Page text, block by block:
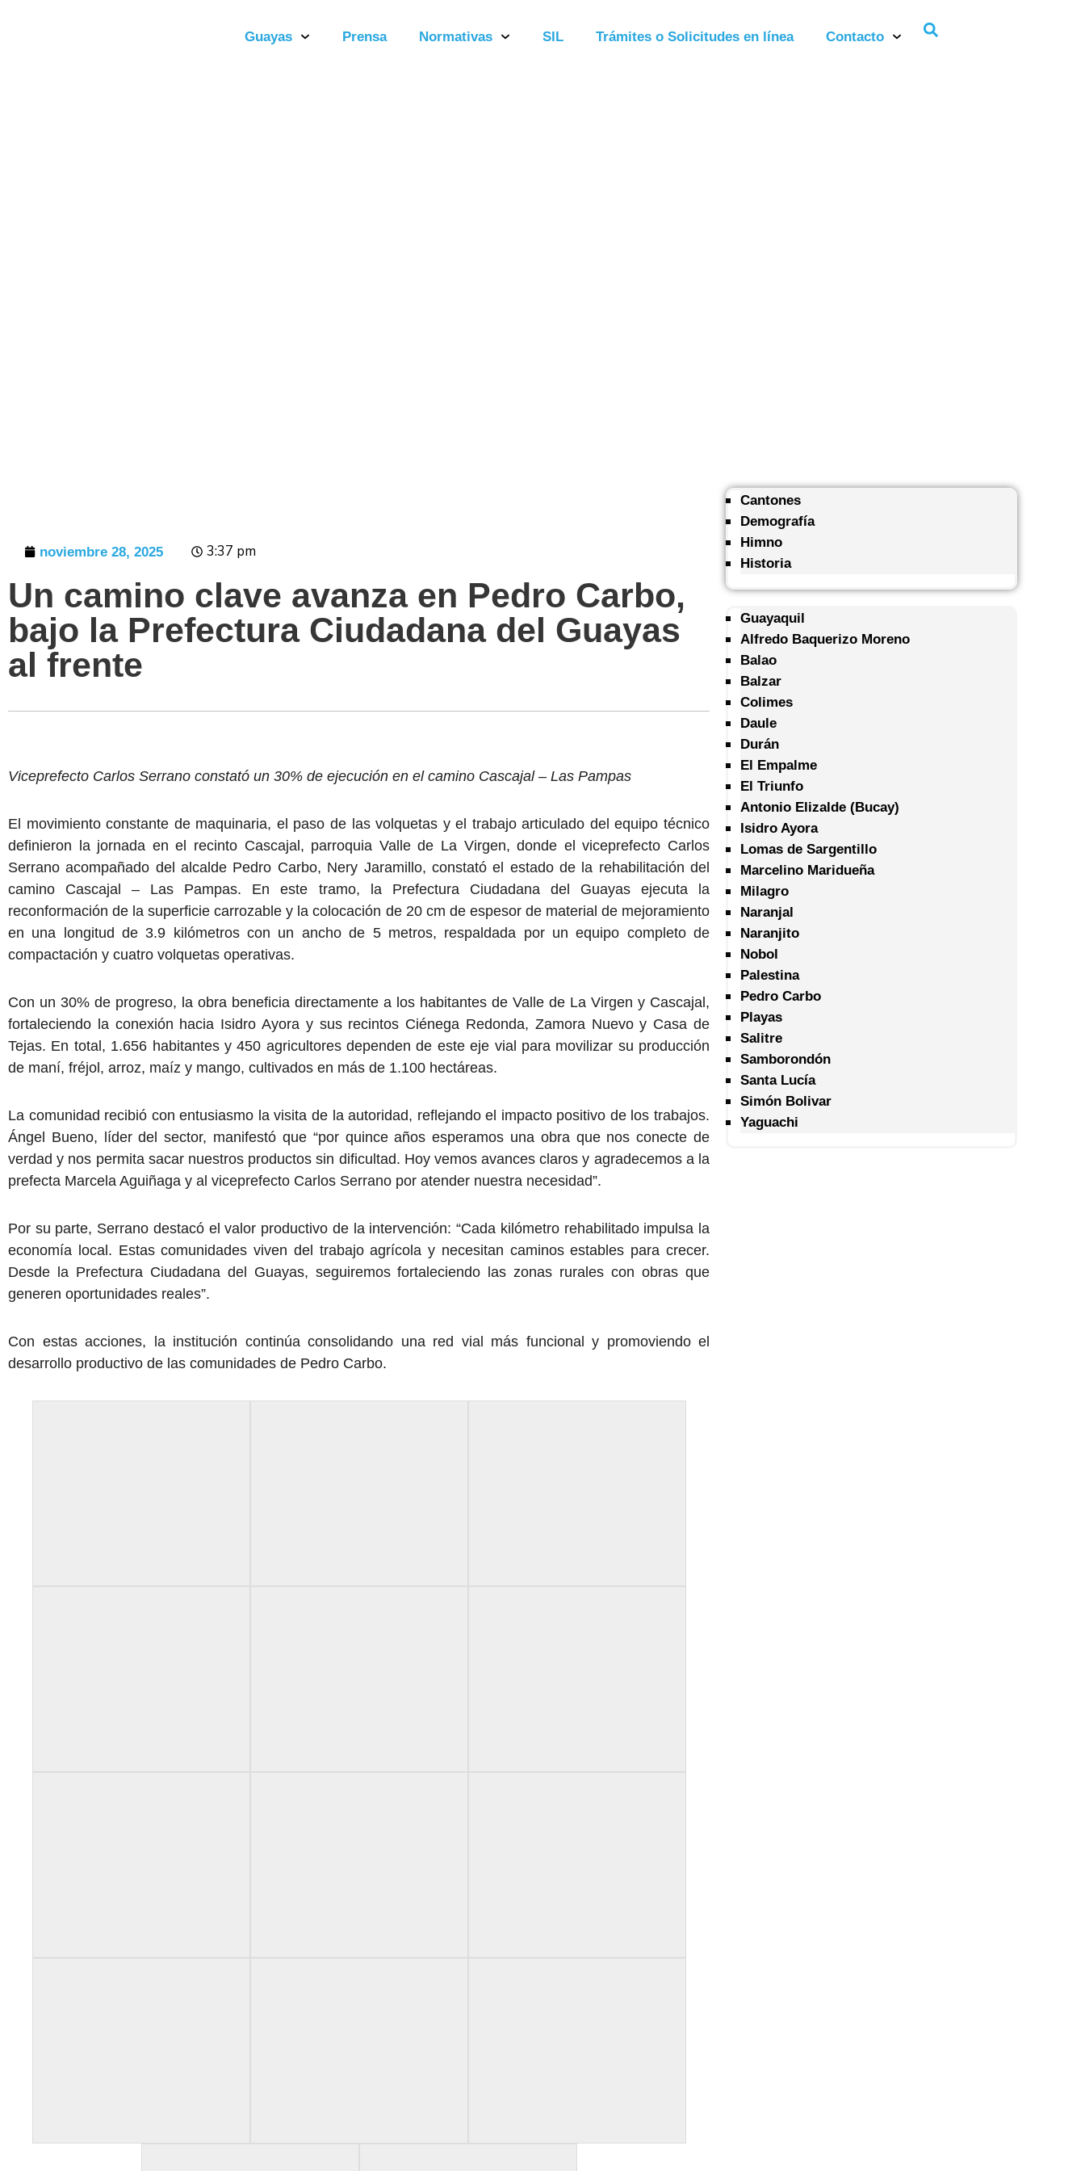
Guayas Prensa Normativas SIL Trámites o Solicitudes en línea Contacto
noviembre 28, 2025 3:37 pm
Un camino clave avanza en Pedro Carbo,
bajo la Prefectura Ciudadana del Guayas
al frente
Viceprefecto Carlos Serrano constató un 30% de ejecución en el camino Cascajal – Las Pampas
El movimiento constante de maquinaria, el paso de las volquetas y el trabajo articulado del equipo técnico
definieron la jornada en el recinto Cascajal, parroquia Valle de La Virgen, donde el viceprefecto Carlos
Serrano acompañado del alcalde Pedro Carbo, Nery Jaramillo, constató el estado de la rehabilitación del
camino Cascajal – Las Pampas. En este tramo, la Prefectura Ciudadana del Guayas ejecuta la
reconformación de la superficie carrozable y la colocación de 20 cm de espesor de material de mejoramiento
en una longitud de 3.9 kilómetros con un ancho de 5 metros, respaldada por un equipo completo de
compactación y cuatro volquetas operativas.
Con un 30% de progreso, la obra beneficia directamente a los habitantes de Valle de La Virgen y Cascajal,
fortaleciendo la conexión hacia Isidro Ayora y sus recintos Ciénega Redonda, Zamora Nuevo y Casa de
Tejas. En total, 1.656 habitantes y 450 agricultores dependen de este eje vial para movilizar su producción
de maní, fréjol, arroz, maíz y mango, cultivados en más de 1.100 hectáreas.
La comunidad recibió con entusiasmo la visita de la autoridad, reflejando el impacto positivo de los trabajos.
Ángel Bueno, líder del sector, manifestó que “por quince años esperamos una obra que nos conecte de
verdad y nos permita sacar nuestros productos sin dificultad. Hoy vemos avances claros y agradecemos a la
prefecta Marcela Aguiñaga y al viceprefecto Carlos Serrano por atender nuestra necesidad”.
Por su parte, Serrano destacó el valor productivo de la intervención: “Cada kilómetro rehabilitado impulsa la
economía local. Estas comunidades viven del trabajo agrícola y necesitan caminos estables para crecer.
Desde la Prefectura Ciudadana del Guayas, seguiremos fortaleciendo las zonas rurales con obras que
generen oportunidades reales”.
Con estas acciones, la institución continúa consolidando una red vial más funcional y promoviendo el
desarrollo productivo de las comunidades de Pedro Carbo.
Cantones
Demografía
Himno
Historia
Guayaquil
Alfredo Baquerizo Moreno
Balao
Balzar
Colimes
Daule
Durán
El Empalme
El Triunfo
Antonio Elizalde (Bucay)
Isidro Ayora
Lomas de Sargentillo
Marcelino Maridueña
Milagro
Naranjal
Naranjito
Nobol
Palestina
Pedro Carbo
Playas
Salitre
Samborondón
Santa Lucía
Simón Bolivar
Yaguachi